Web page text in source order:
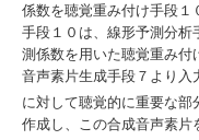
係数を聴覚重み付け手段１
手段１０は、線形予測分析
測係数を用いた聴覚重み付
音声素片生成手段７より入
に対して聴覚的に重要な部
作成し、この合成音声素片